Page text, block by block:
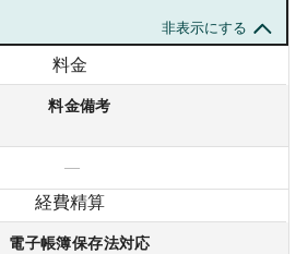
非表示にする
料金
料金備考
—
経費精算
電子帳簿保存法対応